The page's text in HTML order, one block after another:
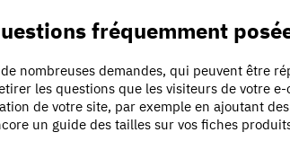
fréquemment
nombreuses demandes, qui peuvent être
les questions que les visiteurs de votre
de votre site, par exemple en ajoutant
un guide des tailles sur vos fiches